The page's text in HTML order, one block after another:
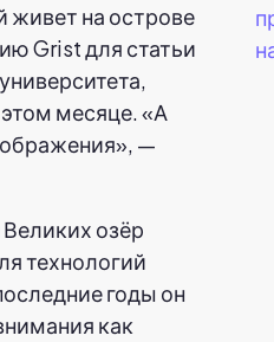
на острове
Grist для статьи
месяце. «А
—
озёр
технологий
годы он
как